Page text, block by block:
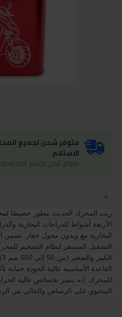
متوفر شحن لجميع
الاستلام
متوفر شحن لجميع
زيت المحرك الحديث مطور خصيصًا
الأربعة أشواط للدراجات البخارية
البخارية مع وبدون محول حفاز. تضمن
التشغيل المستقر لنظام التشحيم
القاعدة الأساسية عالية الجودة حماية
للمحرك. إنه يتميز بخصائص عالية
المحتوي على الرصاص والخالي من